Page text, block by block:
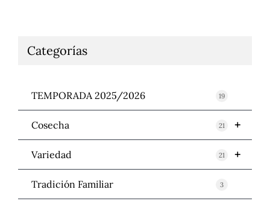
Categorías
TEMPORADA 2025/2026 19
+
Cosecha 21
+
Variedad 21
Tradición Familiar 3